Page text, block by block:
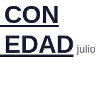
julio